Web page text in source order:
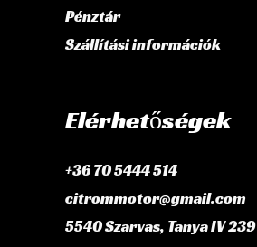
Pénztár
Szállítási információk
Elérhetőségek
+36 70 5444 514
citrommotor@gmail.com
5540 Szarvas, Tanya IV 239